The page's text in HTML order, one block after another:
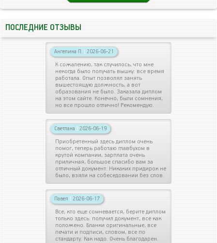
ПОСЛЕДНИЕ ОТЗЫВЫ
Ангелина П. | 2026-06-21
К сожалению, так случилось, что мне
некогда было получать вышку: все время
работала. Опыт позволял занять
вышестоящую должность, а вот
образования не было. Заказала диплом
на этом сайте. Конечно, были сомнения,
но все прошло отлично! Рекомендую.
Светлана | 2026-06-19
Приобретенный здесь диплом очень
помог, теперь работаю главбухом в
крутой компании, зарплата очень
приличная, большое спасибо вам за
отличный документ. Никаких придирок не
было, взяли на собеседовании без слов.
Павел | 2026-06-17
Все, кто еще сомневается, берите диплом
только здесь: получил документ, все как
положено. Бланки оригинальные, все
печати и подписи, словом, все по
стандарту. Как надо. Очень благодарен.